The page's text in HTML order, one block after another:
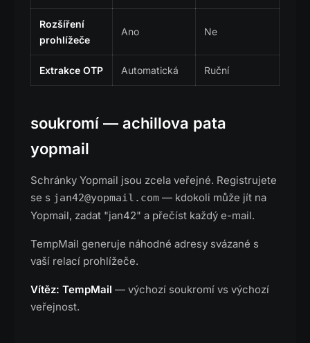
Rozšíření
prohlížeče
Ano Ne
Extrakce OTP Automatická Ruční
soukromí — achillova pata
yopmail
Schránky Yopmail jsou zcela veřejné. Registrujete
se s jan42@yopmail.com — kdokoli může jít na
Yopmail, zadat "jan42" a přečíst každý e-mail.
TempMail generuje náhodné adresy svázané s
vaší relací prohlížeče.
Vítěz: TempMail — výchozí soukromí vs výchozí
veřejnost.